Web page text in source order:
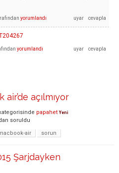
yorumlandı
yorumlandı
açılmıyor
papahet Yeni
soruldu
air sorun
Şarjdayken